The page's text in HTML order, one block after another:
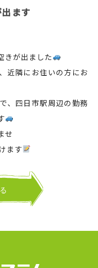
ます
きが出ました
近隣にお住いの方にお
、四日市駅周辺の勤務
せ
ます